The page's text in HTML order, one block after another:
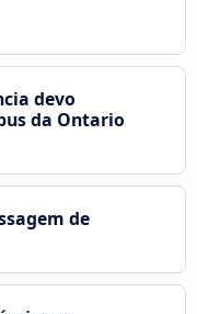
devo
da Ontario
de